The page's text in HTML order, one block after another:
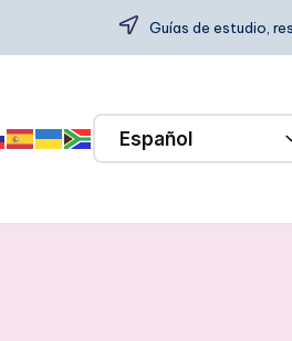
Guías de estudio,